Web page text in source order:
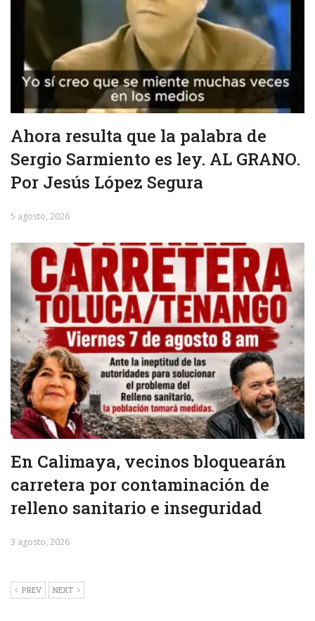
Ahora resulta que la palabra de
Sergio Sarmiento es ley. AL GRANO.
Por Jesús López Segura
5 agosto, 2026
En Calimaya, vecinos bloquearán
carretera por contaminación de
relleno sanitario e inseguridad
3 agosto, 2026
PREV NEXT